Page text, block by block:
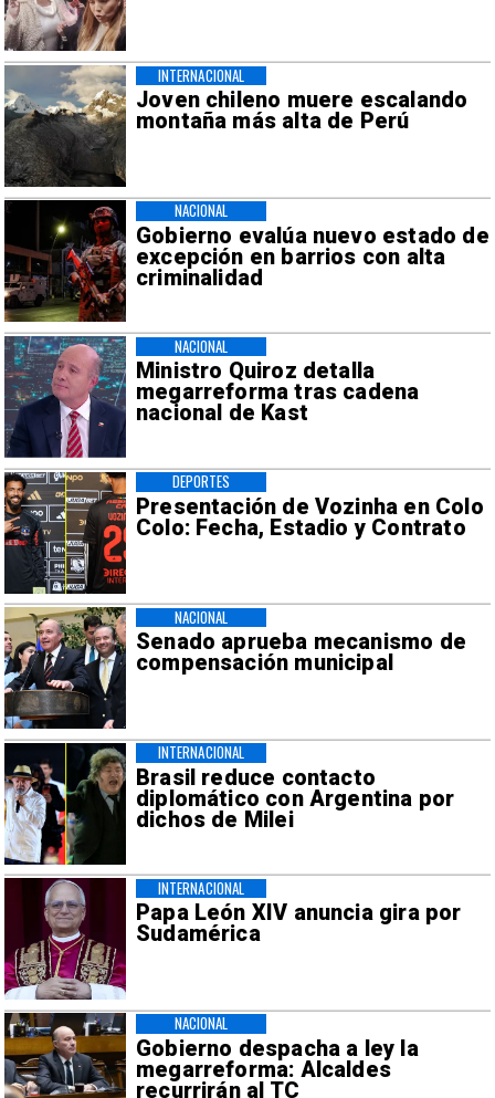
Joven chileno muere escalando
montaña más alta de Perú
INTERNACIONAL
Gobierno evalúa nuevo estado de
excepción en barrios con alta
criminalidad
NACIONAL
Ministro Quiroz detalla
megarreforma tras cadena
nacional de Kast
NACIONAL
Presentación de Vozinha en Colo
Colo: Fecha, Estadio y Contrato
DEPORTES
Senado aprueba mecanismo de
compensación municipal
NACIONAL
Brasil reduce contacto
diplomático con Argentina por
dichos de Milei
INTERNACIONAL
Papa León XIV anuncia gira por
Sudamérica
INTERNACIONAL
Gobierno despacha a ley la
megarreforma: Alcaldes
recurrirán al TC
NACIONAL